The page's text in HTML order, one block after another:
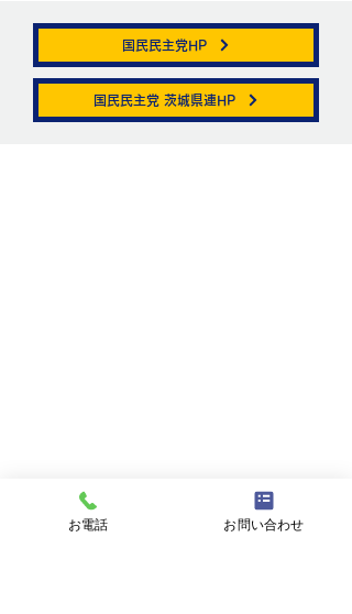
帯状疱疹。
国民民主党HP
国民民主党 茨城県連HP
メッセージ
お電話 お問い合わせ